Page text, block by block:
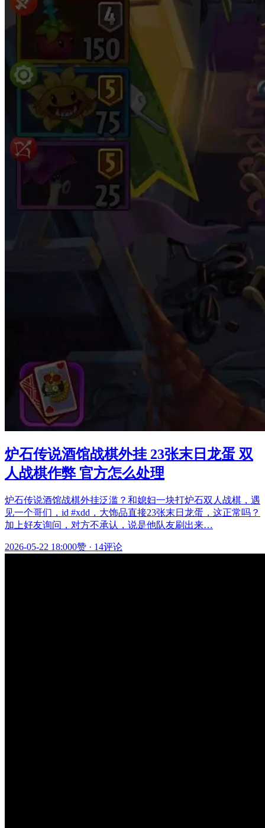
炉石传说酒馆战棋外挂 23张末日龙蛋 双
人战棋作弊 官方怎么处理
炉石传说酒馆战棋外挂泛滥？和媳妇一块打炉石双人战棋，遇
见一个哥们，id #xdd，大饰品直接23张末日龙蛋，这正常吗？
加上好友询问，对方不承认，说是他队友刷出来…
2026-05-22 18:000赞 · 14评论